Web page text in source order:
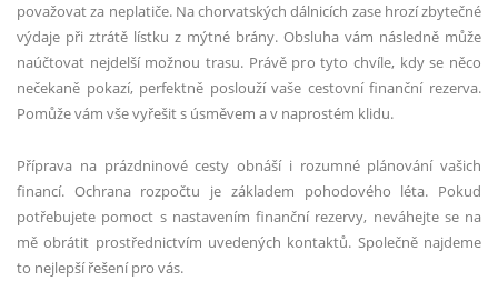
považovat za neplatiče. Na chorvatských dálnicích zase hrozí zbytečné
výdaje při ztrátě lístku z mýtné brány. Obsluha vám následně může
naúčtovat nejdelší možnou trasu. Právě pro tyto chvíle, kdy se něco
nečekaně pokazí, perfektně poslouží vaše cestovní finanční rezerva.
Pomůže vám vše vyřešit s úsměvem a v naprostém klidu.
Příprava na prázdninové cesty obnáší i rozumné plánování vašich
financí. Ochrana rozpočtu je základem pohodového léta. Pokud
potřebujete pomoct s nastavením finanční rezervy, neváhejte se na
mě obrátit prostřednictvím uvedených kontaktů. Společně najdeme
to nejlepší řešení pro vás.